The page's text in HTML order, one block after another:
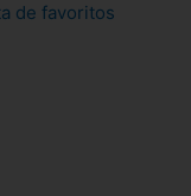
de favoritos